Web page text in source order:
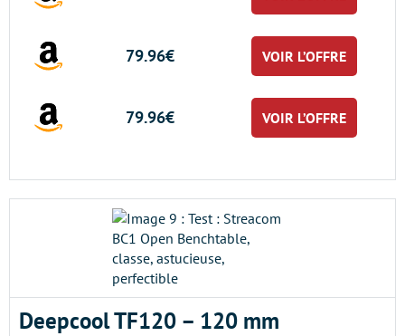
79.96€ VOIR L’OFFRE
79.96€ VOIR L’OFFRE
Deepcool TF120 – 120 mm